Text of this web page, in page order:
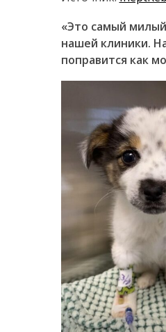
«Это самый
нашей клиники.
поправится как